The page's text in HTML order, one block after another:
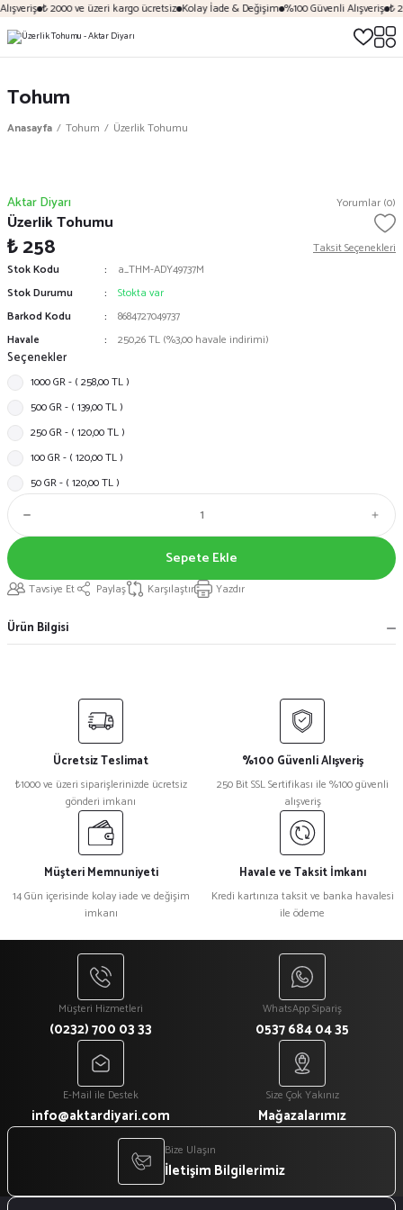
₺ 2000 ve üzeri kargo ücretsiz Kolay İade & Değişim %100 Güvenli Alışveriş ₺
Tohum
Anasayfa Tohum Üzerlik Tohumu
Aktar Diyarı Yorumlar (0)
Üzerlik Tohumu
₺ 258
Taksit Seçenekleri
Stok Kodu
a_THM-ADY49737M
Stok Durumu
Stokta var
Barkod Kodu
8684727049737
Havale
250,26 TL (%3,00 havale indirimi)
Seçenekler
1000 GR - ( 258,00 TL )
500 GR - ( 139,00 TL )
250 GR - ( 120,00 TL )
100 GR - ( 120,00 TL )
50 GR - ( 120,00 TL )
Sepete Ekle
Tavsiye Et Paylaş Karşılaştır Yazdır
Ürün Bilgisi
Ücretsiz Teslimat
₺1000 ve üzeri siparişlerinizde ücretsiz
gönderi imkanı
%100 Güvenli Alışveriş
250 Bit SSL Sertifikası ile %100 güvenli
alışveriş
Müşteri Memnuniyeti
14 Gün içerisinde kolay iade ve değişim
imkanı
Havale ve Taksit İmkanı
Kredi kartınıza taksit ve banka havalesi
ile ödeme
Müşteri Hizmetleri
(0232) 700 03 33
WhatsApp Sipariş
0537 684 04 35
E-Mail ile Destek
info@aktardiyari.com
Size Çok Yakınız
Mağazalarımız
Bize Ulaşın
İletişim Bilgilerimiz